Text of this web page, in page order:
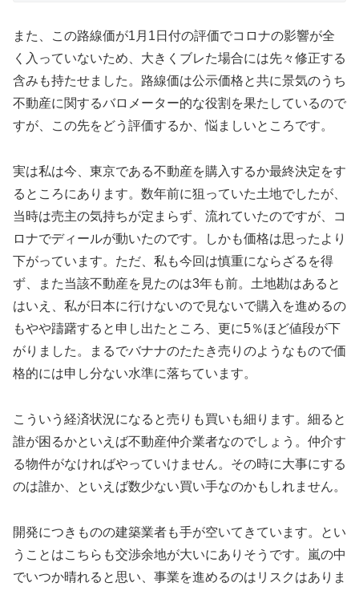
また、この路線価が1月1日付の評価でコロナの影響が全
く入っていないため、大きくブレた場合には先々修正する
含みも持たせました。路線価は公示価格と共に景気のうち
不動産に関するバロメーター的な役割を果たしているので
すが、この先をどう評価するか、悩ましいところです。
実は私は今、東京である不動産を購入するか最終決定をす
るところにあります。数年前に狙っていた土地でしたが、
当時は売主の気持ちが定まらず、流れていたのですが、コ
ロナでディールが動いたのです。しかも価格は思ったより
下がっています。ただ、私も今回は慎重にならざるを得
ず、また当該不動産を見たのは3年も前。土地勘はあると
はいえ、私が日本に行けないので見ないで購入を進めるの
もやや躊躇すると申し出たところ、更に5％ほど値段が下
がりました。まるでバナナのたたき売りのようなもので価
格的には申し分ない水準に落ちています。
こういう経済状況になると売りも買いも細ります。細ると
誰が困るかといえば不動産仲介業者なのでしょう。仲介す
る物件がなければやっていけません。その時に大事にする
のは誰か、といえば数少ない買い手なのかもしれません。
開発につきものの建築業者も手が空いてきています。とい
うことはこちらも交渉余地が大いにありそうです。嵐の中
でいつか晴れると思い、事業を進めるのはリスクはありま